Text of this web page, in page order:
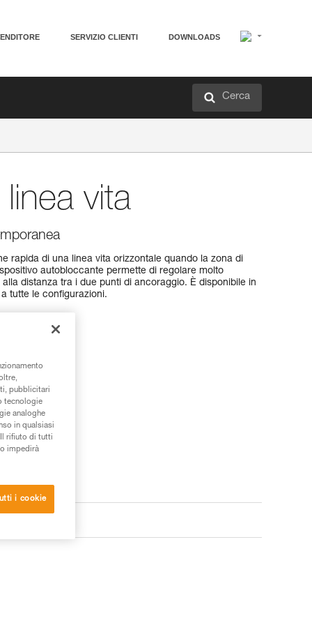
SERVIZIO CLIENTI DOWNLOADS
Cerca
vita
rapida di una linea vita orizzontale quando la zona di
autobloccante permette di regolare molto
distanza tra i due punti di ancoraggio. È disponibile in
tutte le configurazioni.
pubblicitari
tecnologie
analoghe
in qualsiasi
rifiuto di tutti
impedirà
i cookie